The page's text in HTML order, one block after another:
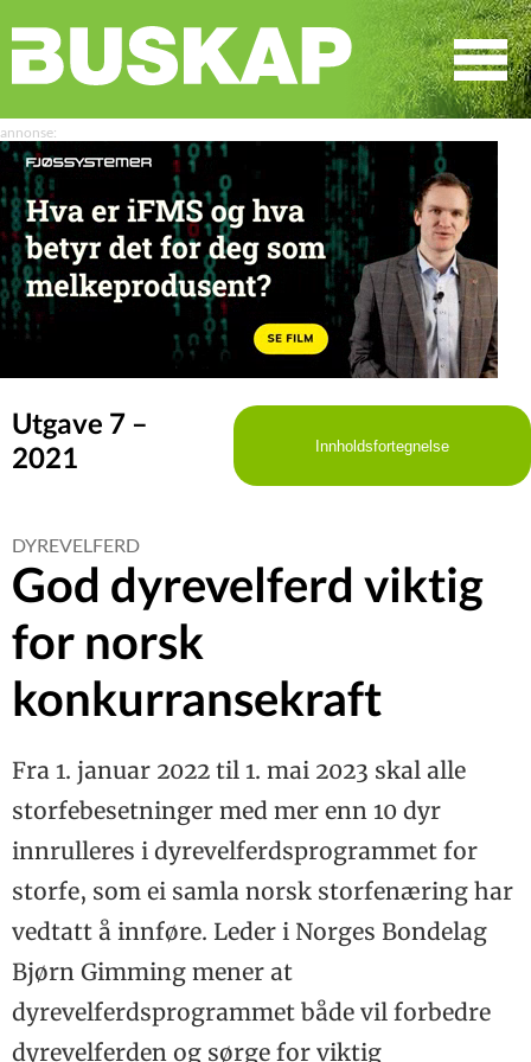
SØK
☰
Utgave 7 –
2021
Innholdsfortegnelse
Hvorfor skryter vi
ikke mer av melka?
Hvorfor trenger
besetningen en
avlsplan?
Ørevevsprøver fra
alle utlistede kalver
er verdifulle
ORGANISASJON
Genteknologi kan bli
et viktig verktøy i
den grønne
omstillingen
marked
FÔRING
God vom-omsetjing
sikrar høgt tørrstoff
REPORTASJE
Helheten som drar
KJØTTPRODUKSJON
Avvenning av
ammekalven
Beite i utmark gjør
det mulig å drive
med ammeku
Hvilken
fôringsstrategi for
okser til slakt lønner
seg best?
ØKONOMI
Risiko og lønsemd
ved bruksutbygging
BYGG
Planlegger du et
luftslott?
REPORTASJE
Systematikk gir
grovfôrdyrkinga
ORGANISASJON
Bruk
Genostemmeretten
din
DYREVELFERD
Gulpeboller
MIDTSIDE
DYREVELFERD
God dyrevelferd viktig
for norsk
konkurransekraft
Fra 1. januar 2022 til 1. mai 2023 skal alle
storfebesetninger med mer enn 10 dyr
innrulleres i dyrevelferdsprogrammet for
storfe, som ei samla norsk storfenæring har
vedtatt å innføre. Leder i Norges Bondelag
Bjørn Gimming mener at
dyrevelferdsprogrammet både vil forbedre
dyrevelferden og sørge for viktig